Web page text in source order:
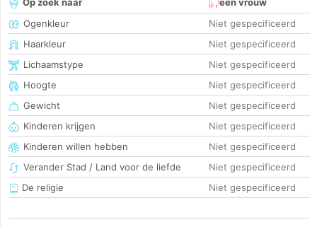
Ogenkleur
Niet gespecificeerd
Haarkleur
Niet gespecificeerd
Lichaamstype
Niet gespecificeerd
Hoogte
Niet gespecificeerd
Gewicht
Niet gespecificeerd
Kinderen krijgen
Niet gespecificeerd
Kinderen willen hebben
Niet gespecificeerd
Verander Stad / Land voor de liefde
Niet gespecificeerd
De religie
Niet gespecificeerd